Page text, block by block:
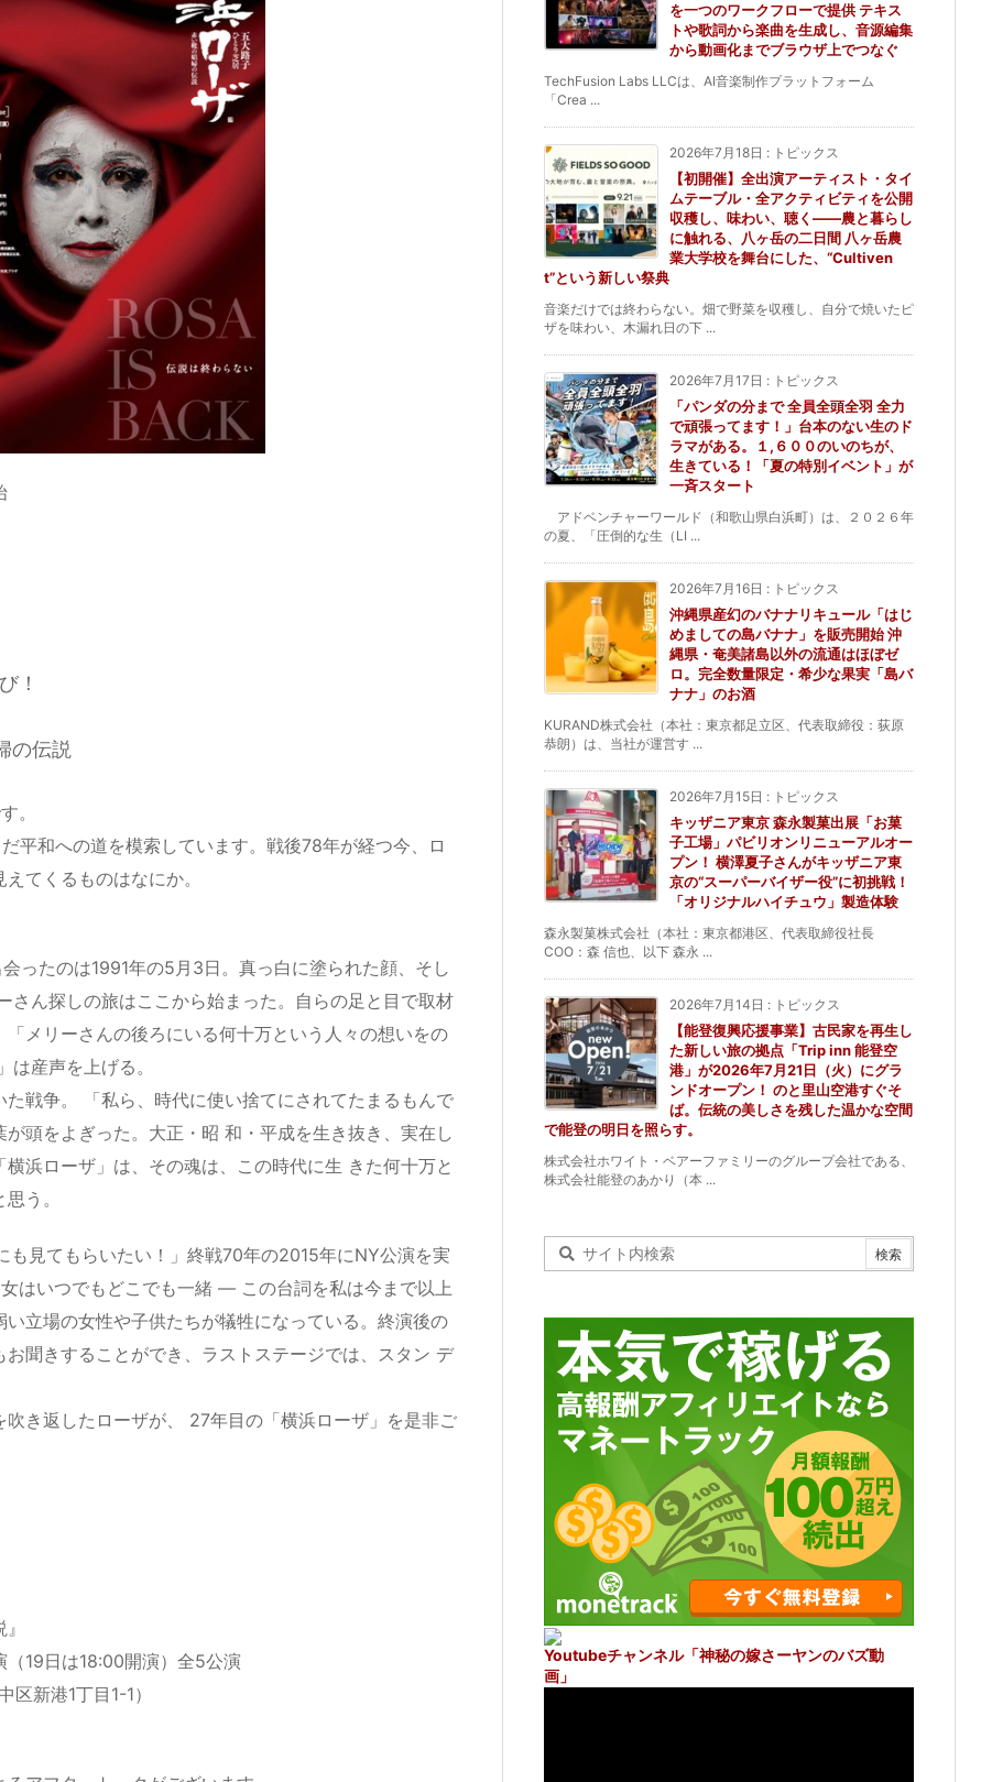
！
の伝説
。
平和への道を模索しています。戦後78年が経つ今、ロ
てくるものはなにか。
ったのは1991年の5月3日。真っ白に塗られた顔、そし
ん探しの旅はここから始まった。自らの足と目で取材
メリーさんの後ろにいる何十万という人々の想いをの
産声を上げる。
戦争。 「私ら、時代に使い捨てにされてたまるもんで
頭をよぎった。大正・昭 和・平成を生き抜き、実在し
浜ローザ」は、その魂は、この時代に生 きた何十万と
う。
見てもらいたい！」終戦70年の2015年にNY公演を実
はいつでもどこでも一緒 ― この台詞を私は今まで以上
立場の女性や子供たちが犠牲になっている。終演後の
聞きすることができ、ラストステージでは、スタン デ
き返したローザが、 27年目の「横浜ローザ」を是非ご
19日は18:00開演）全5公演
新港1丁目1-1）
を一つのワークフローで提供 テキス
トや歌詞から楽曲を生成し、音源編集
から動画化までブラウザ上でつなぐ
TechFusion Labs LLCは、AI音楽制作プラットフォーム
「Crea ...
2026年7月18日 : トピックス
【初開催】全出演アーティスト・タイ
ムテーブル・全アクティビティを公開
収穫し、味わい、聴く——農と暮らし
に触れる、八ヶ岳の二日間 八ヶ岳農
業大学校を舞台にした、“Cultiven
t”という新しい祭典
音楽だけでは終わらない。畑で野菜を収穫し、自分で焼いたピ
ザを味わい、木漏れ日の下 ...
2026年7月17日 : トピックス
「パンダの分まで 全員全頭全羽 全力
で頑張ってます！」台本のない生のド
ラマがある。１,６００のいのちが、
生きている！「夏の特別イベント」が
一斉スタート
アドベンチャーワールド（和歌山県白浜町）は、２０２６年
の夏、「圧倒的な生（LI ...
2026年7月16日 : トピックス
沖縄県産幻のバナナリキュール「はじ
めましての島バナナ」を販売開始 沖
縄県・奄美諸島以外の流通はほぼゼ
ロ。完全数量限定・希少な果実「島バ
ナナ」のお酒
KURAND株式会社（本社：東京都足立区、代表取締役：荻原
恭朗）は、当社が運営す ...
2026年7月15日 : トピックス
キッザニア東京 森永製菓出展「お菓
子工場」パビリオンリニューアルオー
プン！ 横澤夏子さんがキッザニア東
京の“スーパーバイザー役”に初挑戦！
「オリジナルハイチュウ」製造体験
森永製菓株式会社（本社：東京都港区、代表取締役社長
COO：森 信也、以下 森永 ...
2026年7月14日 : トピックス
【能登復興応援事業】古民家を再生し
た新しい旅の拠点「Trip inn 能登空
港」が2026年7月21日（火）にグラ
ンドオープン！ のと里山空港すぐそ
ば。伝統の美しさを残した温かな空間
で能登の明日を照らす。
株式会社ホワイト・ベアーファミリーのグループ会社である、
株式会社能登のあかり（本 ...
Youtubeチャンネル「神秘の嫁さーヤンのバズ動
画」